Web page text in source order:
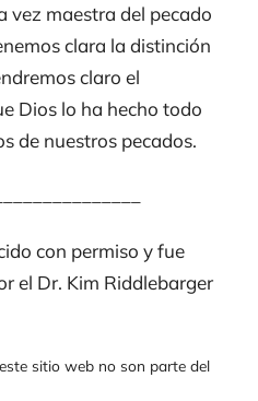
vez maestra del pecado
clara la distinción
claro el
Dios lo ha hecho todo
de nuestros pecados.
con permiso y fue
el Dr. Kim Riddlebarger
sitio web no son parte del